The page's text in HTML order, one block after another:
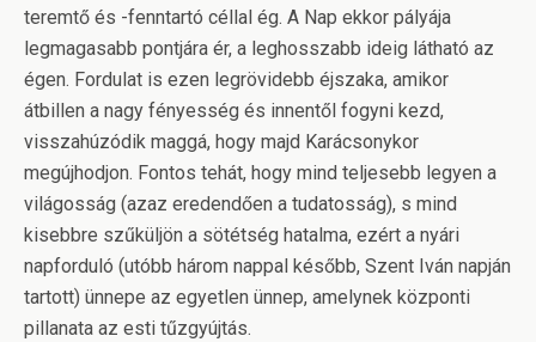
teremtő és -fenntartó céllal ég. A Nap ekkor pályája
legmagasabb pontjára ér, a leghosszabb ideig látható az
égen. Fordulat is ezen legrövidebb éjszaka, amikor
átbillen a nagy fényesség és innentől fogyni kezd,
visszahúzódik maggá, hogy majd Karácsonykor
megújhodjon. Fontos tehát, hogy mind teljesebb legyen a
világosság (azaz eredendően a tudatosság), s mind
kisebbre szűküljön a sötétség hatalma, ezért a nyári
napforduló (utóbb három nappal később, Szent Iván napján
tartott) ünnepe az egyetlen ünnep, amelynek központi
pillanata az esti tűzgyújtás.